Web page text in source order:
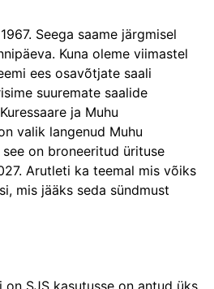
Seega saame järgmisel
Kuna oleme viimastel
ees osavõtjate saali
suuremate saalide
ja Muhu
valik langenud Muhu
on broneeritud ürituse
Arutleti ka teemal mis võiks
mis jääks seda sündmust
on SJS kasutusse on antud üks